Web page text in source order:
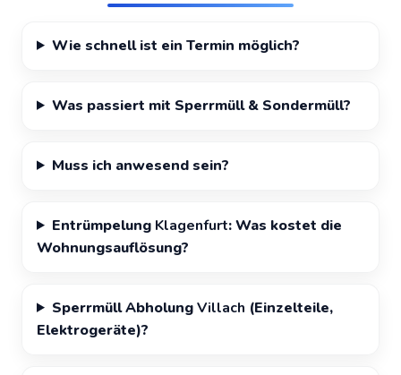
Wie schnell ist ein Termin möglich?
Was passiert mit Sperrmüll & Sondermüll?
Muss ich anwesend sein?
Entrümpelung Klagenfurt: Was kostet die
Wohnungsauflösung?
Sperrmüll AbholungVillach (Einzelteile,
Elektrogeräte)?